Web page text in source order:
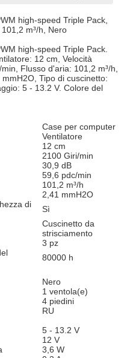
high-speed Triple Pack,
m³/h, Nero
high-speed Triple Pack.
12 cm, Velocità
Flusso d'aria: 101,2 m³/h,
Tipo di cuscinetto:
5 - 13.2 V. Colore del
Case per computer
Ventilatore
12 cm
2100 Giri/min
30,9 dB
59,6 pdc/min
101,2 m³/h
2,41 mmH2O
di
Sì
Cuscinetto da
strisciamento
3 pz
80000 h
Nero
1 ventola(e)
4 piedini
RU
5 - 13.2 V
12 V
3,6 W